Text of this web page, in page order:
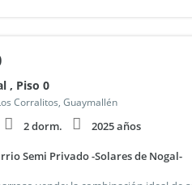
, Piso 0
Corralitos, Guaymallén
2 dorm. 2025 años
Semi Privado -Solares de Nogal-